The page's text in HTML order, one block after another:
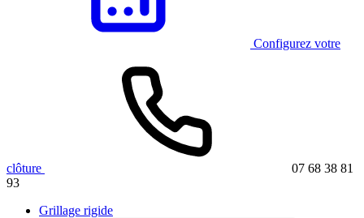
Configurez votre
clôture
07 68 38 81
93
Grillage rigide